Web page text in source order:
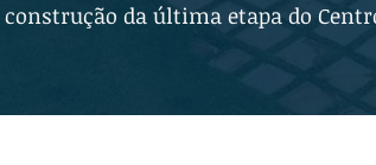
construção da última etapa do